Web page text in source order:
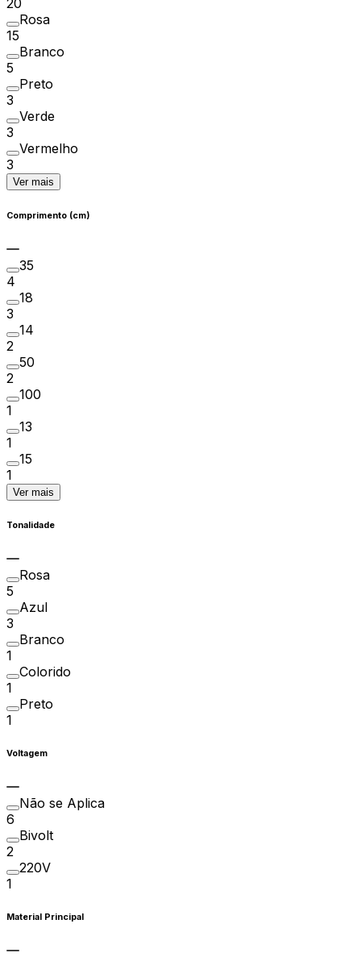
Rosa
15
Branco
5
Preto
3
Verde
3
Vermelho
3
Ver mais
Comprimento (cm)
35
4
18
3
14
2
50
2
100
1
13
1
15
1
Ver mais
Tonalidade
Rosa
5
Azul
3
Branco
1
Colorido
1
Preto
1
Voltagem
Não se Aplica
6
Bivolt
2
220V
1
Material Principal